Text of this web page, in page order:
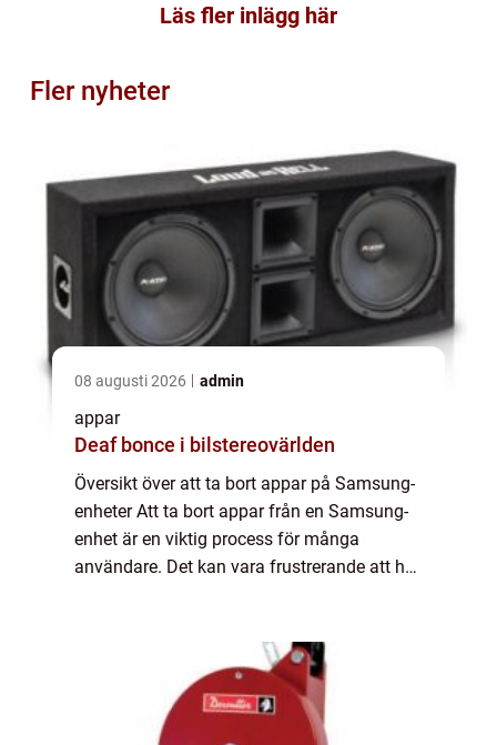
Läs fler inlägg här
Fler nyheter
08 augusti 2026 admin
appar
Deaf bonce i bilstereovärlden
Översikt över att ta bort appar på Samsung-
enheter Att ta bort appar från en Samsung-
enhet är en viktig process för många
användare. Det kan vara frustrerande att ha